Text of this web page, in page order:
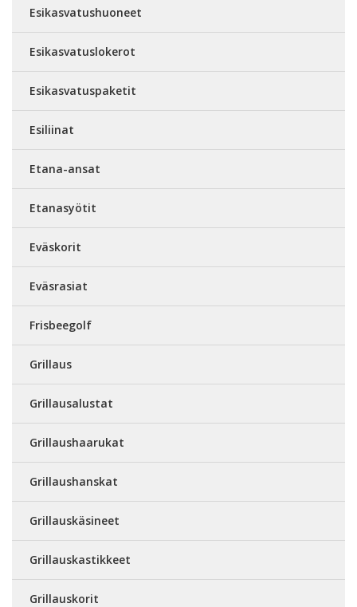
Esikasvatushuoneet
Esikasvatuslokerot
Esikasvatuspaketit
Esiliinat
Etana-ansat
Etanasyötit
Eväskorit
Eväsrasiat
Frisbeegolf
Grillaus
Grillausalustat
Grillaushaarukat
Grillaushanskat
Grillauskäsineet
Grillauskastikkeet
Grillauskorit